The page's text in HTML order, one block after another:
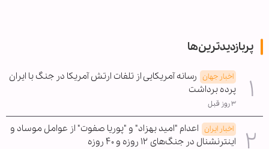
پربازدیدترین‌ها
اخبار جهان رسانه آمریکایی از تلفات ارتش آمریکا در جنگ با ایران
پرده برداشت
۳ روز قبل
اخبار ایران اعدام "امید بهزاد" و "پوریا صفوت" از عوامل موساد و
اینترنشنال در جنگ‌های ۱۲ روزه و ۴۰ روزه